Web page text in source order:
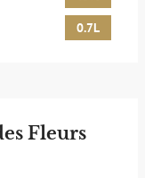
0.7L
Fleurs